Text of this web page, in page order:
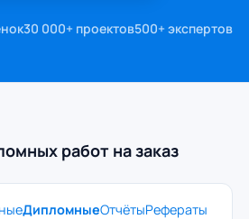
30 000+ проектов500+ экспертов
работ на заказ
ДипломныеОтчётыРефераты